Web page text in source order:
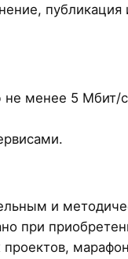
не менее 5 Мбит/
и
при